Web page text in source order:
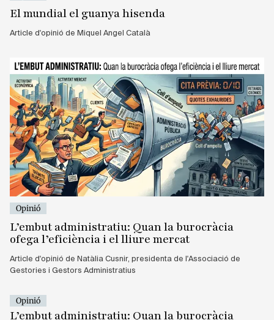
El mundial el guanya hisenda
Article d'opinió de Miquel Angel Català
Opinió
L’embut administratiu: Quan la burocràcia
ofega l’eficiència i el lliure mercat
Article d'opinió de Natàlia Cusnir, presidenta de l'Associació de
Gestories i Gestors Administratius
Opinió
L’embut administratiu: Quan la burocràcia